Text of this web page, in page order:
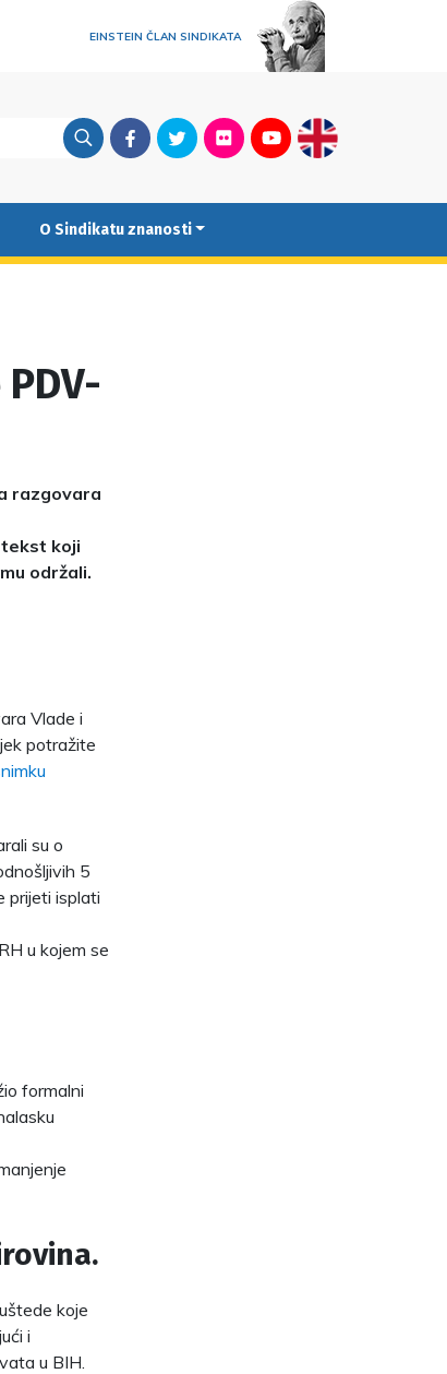
EINSTEIN ČLAN SINDIKATA
FacebookTwitterFlickrYoutubeEnglish
O Sindikatu znanosti
razgovara
koji
održali.
Vlade i
potražite
su o
5
prijeti isplati
u kojem se
formalni
koje
i
u BIH.